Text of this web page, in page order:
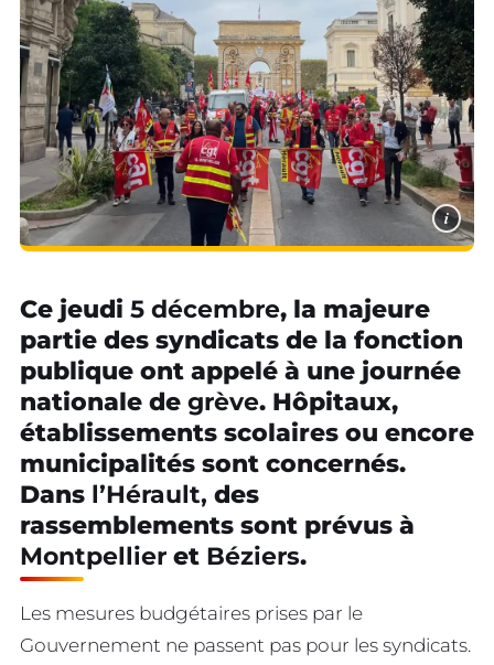
i
Ce jeudi 5 décembre, la majeure
partie des syndicats de la fonction
publique ont appelé à une journée
nationale de grève. Hôpitaux,
établissements scolaires ou encore
municipalités sont concernés.
Dans l’Hérault, des
rassemblements sont prévus à
Montpellier et Béziers.
Les mesures budgétaires prises par le
Gouvernement ne passent pas pour les syndicats.